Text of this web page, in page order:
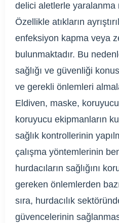
delici aletlerle yaralanma
Özellikle atıkların
enfeksiyon kapma veya
bulunmaktadır. Bu
sağlığı ve güvenliği
ve gerekli önlemleri
Eldiven, maske,
koruyucu ekipmanların
sağlık kontrollerinin
çalışma yöntemlerinin
hurdacıların sağlığını
gereken önlemlerden
sıra, hurdacılık
güvencelerinin